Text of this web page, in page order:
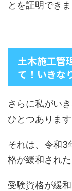
とを証明できま
土木施工管
て！いきな
さらに私がい
ひとつあります
それは、令和3
格が緩和された
受験資格が緩